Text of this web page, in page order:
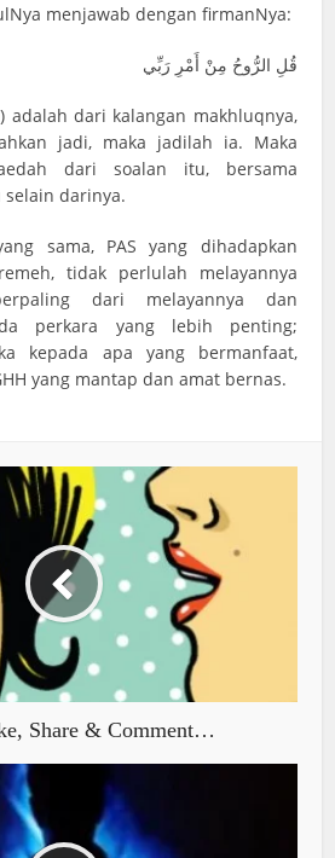
menjawab dengan firmanNya:
قُلِ الرُّوحُ مِنْ أَمْرِ رَبِّي
adalah dari kalangan makhluqnya,
jadi, maka jadilah ia. Maka
dari soalan itu, bersama
darinya.
sama, PAS yang dihadapkan
tidak perlulah melayannya
dari melayannya dan
perkara yang lebih penting;
kepada apa yang bermanfaat,
yang mantap dan amat bernas.
Share & Comment…